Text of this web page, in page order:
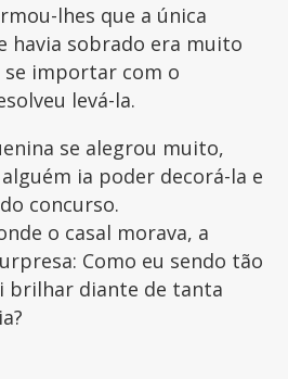
lhes que a única
havia sobrado era muito
se importar com o
levá-la.
se alegrou muito,
ia poder decorá-la e
concurso.
o casal morava, a
Como eu sendo tão
brilhar diante de tanta